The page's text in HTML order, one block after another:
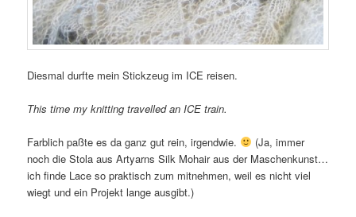
Diesmal durfte mein Stickzeug im ICE reisen.
This time my knitting travelled an ICE train.
Farblich paßte es da ganz gut rein, irgendwie.
(Ja, immer
noch die Stola aus Artyarns Silk Mohair aus der Maschenkunst…
ich finde Lace so praktisch zum mitnehmen, weil es nicht viel
wiegt und ein Projekt lange ausgibt.)